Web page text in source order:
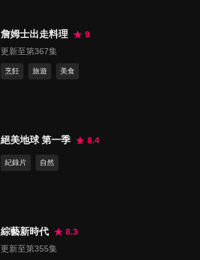
Cruiser LC76 vs Ineos
Grenadier，你選哪一道？l Car
guy’s special
27分鐘
第101集 把1990萬元的
著畢生積蓄準備買車，結果竟
然......
16
Because it's Mercedes-Benz
X 狂人講故事
第104集 如何同時照顧愛車跟
詹姆士出走料理
9
更新至第367集
烹飪 旅遊 美食
絕美地球 第一季 8.4
紀錄片 自然
綜藝新時代
8.3
更新至第355集